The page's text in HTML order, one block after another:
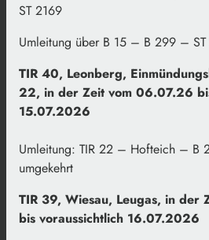
ST 2169
Umleitung über B 15 – B 299 –
TIR 40, Leonberg,
22, in der Zeit vom 06.07.26
15.07.2026
Umleitung: TIR 22 – Hofteich – B
umgekehrt
TIR 39, Wiesau, Leugas, in der
bis voraussichtlich 16.07.2026